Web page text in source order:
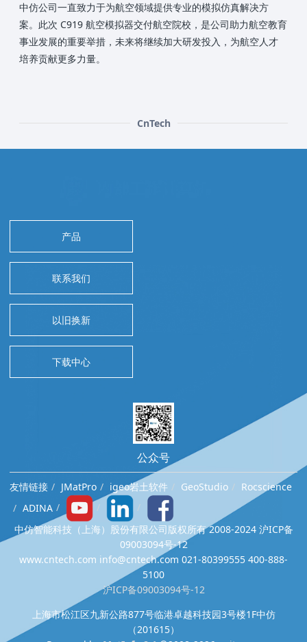
中仿公司一直致力于为航空领域提供专业的模拟仿真解决方
案。此次 C919 航空模拟器交付航空院校，是公司助力航空教育
事业发展的重要举措，未来将继续加大研发投入，为航空人才
培养贡献更多力量。
CnTech
产品
联系我们
以旧换新
下载中心
公众号
友情链接 JMatPro igeo岩土软件 GeoStudio
Rocscience
ADINA
中仿智能科技（上海）股份有限公司版权所有 2008-2024 沪ICP备
09003094号-12
www.cntech.com info@cntech.com 021-80399555 400-888-
5100
沪ICP备09003094号-12
上海市松江区九新公路877号临港卓越科技园3号楼1F中仿
（201615）